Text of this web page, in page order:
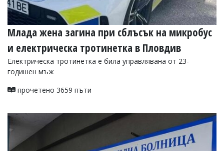
Млада жена загина при сблъсък на микробус
и електрическа тротинетка в Пловдив
Електрическа тротинетка е била управлявана от 23-
годишен мъж
прочетено 3659 пъти